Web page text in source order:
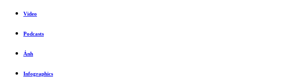
Video
Podcasts
Ảnh
Infographics